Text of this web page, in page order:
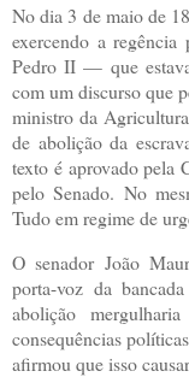
No dia 3 de maio de
exercendo a
Pedro II — que
com um discurso que
ministro da
de abolição da
texto é aprovado pela
pelo Senado. No
Tudo em regime de
O senador João
porta-voz da
abolição
consequências
afirmou que isso